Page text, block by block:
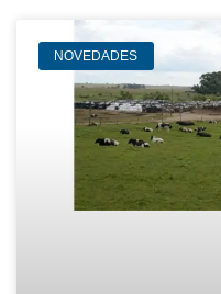
NOVEDADES